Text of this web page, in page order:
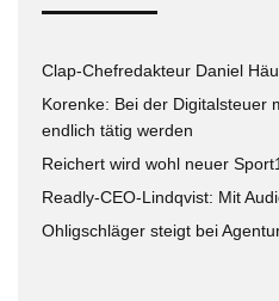
Clap-Chefredakteur Daniel
Korenke: Bei der Digitalsteuer
endlich tätig werden
Reichert wird wohl neuer
Readly-CEO-Lindqvist: Mit
Ohligschläger steigt bei